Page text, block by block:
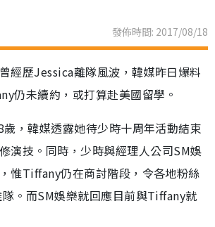
發佈時間: 2017/08/18
經歷Jessica離隊風波，韓媒昨日爆料
仍未續約，或打算赴美國留學。
，韓媒透露她待少時十周年活動結束
演技。同時，少時與經理人公司SM娛
惟Tiffany仍在商討階段，令各地粉絲
。而SM娛樂就回應目前與Tiffany就